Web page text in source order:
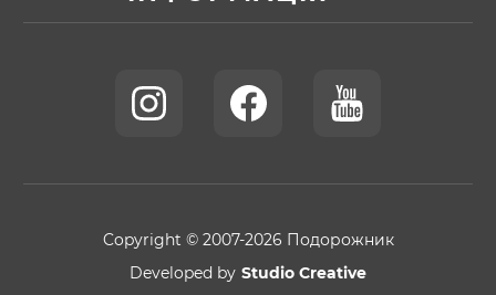
Copyright © 2007-2026 Подорожник
Developed by Studio Creative